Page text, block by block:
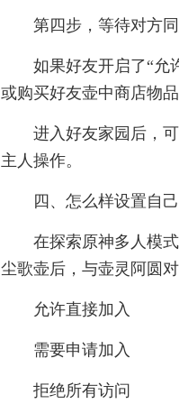
第四步，等待对方
如果好友开启了“允
或购买好友壶中商店物品
进入好友家园后，
主人操作。
四、怎么样设置自
在探索原神多人模
尘歌壶后，与壶灵阿圆
允许直接加入
需要申请加入
拒绝所有访问